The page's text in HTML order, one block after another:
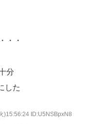
・・
分
した
)15:56:24 ID:U5NSBpxN8